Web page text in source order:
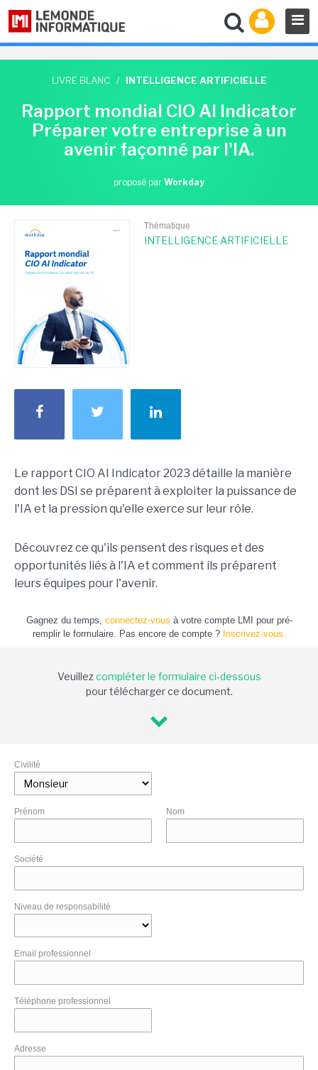
LIVRE BLANC / INTELLIGENCE ARTIFICIELLE
Rapport mondial CIO AI Indicator
Préparer votre entreprise à un
avenir façonné par l'IA.
proposé par Workday
Thématique
INTELLIGENCE ARTIFICIELLE
Le rapport CIO AI Indicator 2023 détaille la manière
dont les DSI se préparent à exploiter la puissance de
l'IA et la pression qu'elle exerce sur leur rôle.
Découvrez ce qu'ils pensent des risques et des
opportunités liés à l'IA et comment ils préparent
leurs équipes pour l'avenir.
Gagnez du temps, connectez-vous à votre compte LMI pour pré-
remplir le formulaire. Pas encore de compte ? Inscrivez-vous.
Veuillezcompléter le formulaire ci-dessous
pour télécharger ce document.
Civilité
Prénom Nom
Société
Niveau de responsabilité
Email professionnel
Téléphone professionnel
Adresse